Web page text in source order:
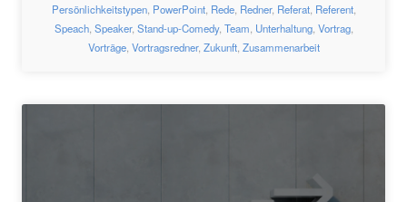
Persönlichkeitstypen, PowerPoint, Rede, Redner, Referat, Referent,
Speach, Speaker, Stand-up-Comedy, Team, Unterhaltung, Vortrag,
Vorträge, Vortragsredner, Zukunft, Zusammenarbeit